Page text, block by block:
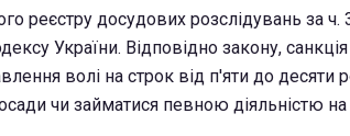
реєстру досудових розслідувань за ч.
України. Відповідно закону, санкція
волі на строк від п'яти до десяти
чи займатися певною діяльністю